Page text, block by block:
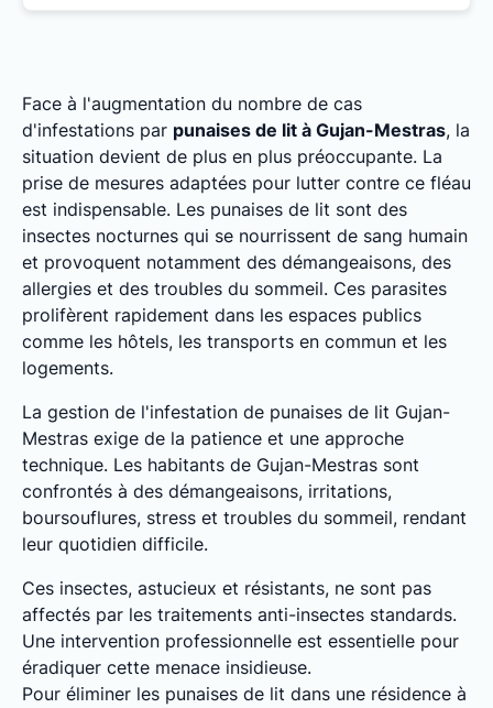
Face à l'augmentation du nombre de cas
d'infestations par punaises de lit à Gujan-Mestras, la
situation devient de plus en plus préoccupante. La
prise de mesures adaptées pour lutter contre ce fléau
est indispensable. Les punaises de lit sont des
insectes nocturnes qui se nourrissent de sang humain
et provoquent notamment des démangeaisons, des
allergies et des troubles du sommeil. Ces parasites
prolifèrent rapidement dans les espaces publics
comme les hôtels, les transports en commun et les
logements.
La gestion de l'infestation de punaises de lit Gujan-
Mestras exige de la patience et une approche
technique. Les habitants de Gujan-Mestras sont
confrontés à des démangeaisons, irritations,
boursouflures, stress et troubles du sommeil, rendant
leur quotidien difficile.
Ces insectes, astucieux et résistants, ne sont pas
affectés par les traitements anti-insectes standards.
Une intervention professionnelle est essentielle pour
éradiquer cette menace insidieuse.
Pour éliminer les punaises de lit dans une résidence à